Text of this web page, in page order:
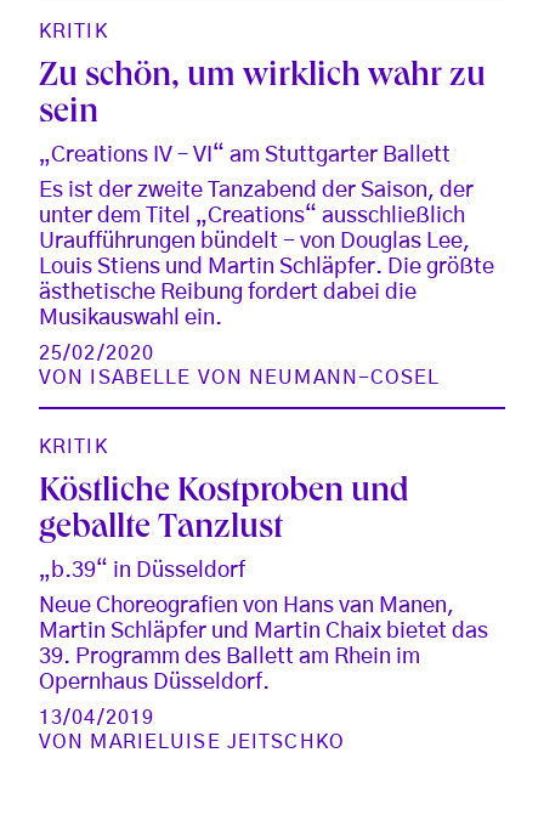
KRITIK
Zu schön, um wirklich wahr zu
sein
„Creations IV – VI“ am Stuttgarter Ballett
Es ist der zweite Tanzabend der Saison, der
unter dem Titel „Creations“ ausschließlich
Uraufführungen bündelt - von Douglas Lee,
Louis Stiens und Martin Schläpfer. Die größte
ästhetische Reibung fordert dabei die
Musikauswahl ein.
25/02/2020
VON
ISABELLE VON NEUMANN-COSEL
KRITIK
Köstliche Kostproben und
geballte Tanzlust
„b.39“ in Düsseldorf
Neue Choreografien von Hans van Manen,
Martin Schläpfer und Martin Chaix bietet das
39. Programm des Ballett am Rhein im
Opernhaus Düsseldorf.
13/04/2019
VON MARIELUISE JEITSCHKO